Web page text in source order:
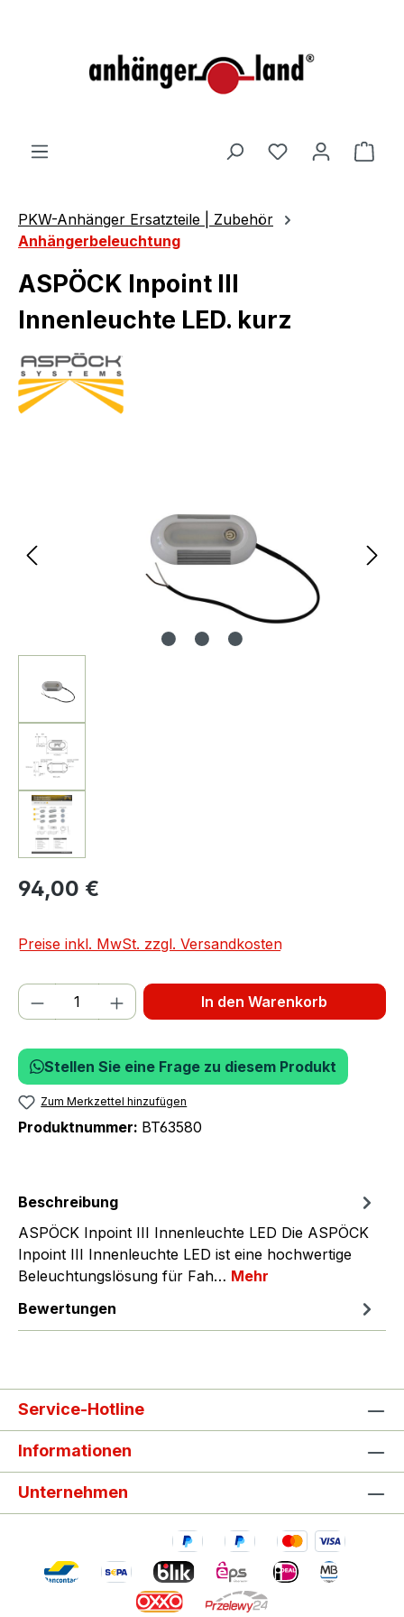
PKW-Anhänger Ersatzteile | Zubehör
Anhängerbeleuchtung
ASPÖCK Inpoint III
Innenleuchte LED. kurz
94,00 €
Preise inkl. MwSt. zzgl. Versandkosten
Produkt Anzahl: Gib den gewünschten
In den Warenkorb
Stellen Sie eine Frage zu diesem Produkt
Zum Merkzettel hinzufügen
Produktnummer: BT63580
Beschreibung
ASPÖCK Inpoint III Innenleuchte LED Die ASPÖCK
Inpoint III Innenleuchte LED ist eine hochwertige
Beleuchtungslösung für Fah… Mehr
Bewertungen
Service-Hotline
Informationen
Unternehmen